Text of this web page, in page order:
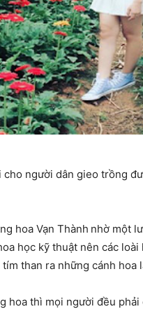
người dân gieo trồng
hoa Vạn Thành nhờ một
học kỹ thuật nên các loài
than ra những cánh hoa
hoa thì mọi người đều